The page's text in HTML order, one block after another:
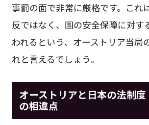
事罰の面で非常に厳格です。これ
反ではなく、国の安全保障に対す
われるという、オーストリア当局
れと言えるでしょう。
オーストリアと日本の法制度
の相違点